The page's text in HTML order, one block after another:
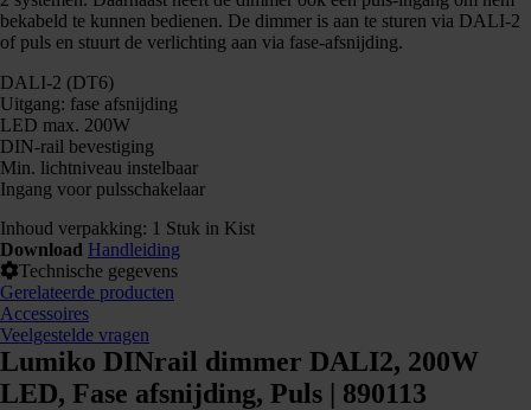
bekabeld te kunnen bedienen. De dimmer is aan te sturen via DALI-2
of puls en stuurt de verlichting aan via fase-afsnijding.
DALI-2 (DT6)
Uitgang: fase afsnijding
LED max. 200W
DIN-rail bevestiging
Min. lichtniveau instelbaar
Ingang voor pulsschakelaar
Inhoud verpakking: 1 Stuk in Kist
Download Handleiding
Technische gegevens
Gerelateerde producten
Accessoires
Veelgestelde vragen
Lumiko DINrail dimmer DALI2, 200W
LED, Fase afsnijding, Puls | 890113